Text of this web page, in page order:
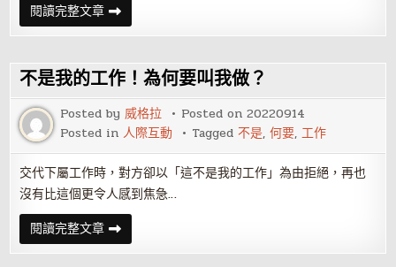
閱讀完整文章男
人
為
要
偷
情？
不是我的工作！為何要叫我做？
Posted by威格拉 Posted on20220914
Posted in人際互動 Tagged不是,何要,工作
交代下屬工作時，對方卻以「這不是我的工作」為由拒絕，再也
沒有比這個更令人感到焦急…
閱讀完整文章不
是
我